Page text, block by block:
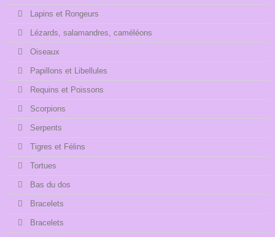
Lapins et Rongeurs
Lézards, salamandres, caméléons
Oiseaux
Papillons et Libellules
Requins et Poissons
Scorpions
Serpents
Tigres et Félins
Tortues
Bas du dos
Bracelets
Bracelets